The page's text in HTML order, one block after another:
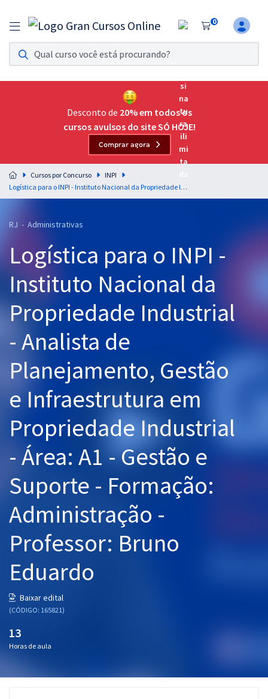
0
Assinatura Ilimitada 11
Acesso a todos os cursos. Teste grátis por 7 dias!
Assinatura OAB Até Passar
Acesso ilimitado a toda preparação para o Exame da
Residências Multiprofissionais
Preparação completa e intensiva para as principais
residências em saúde do Brasil
Cursos 20% OFF
Pós
Graduação
OAB
Mentorias
Questões grátis
Aprovados
Atendimento
Desconto de 20% em todos os
cursos avulsos do site SÓ HOJE!
Comprar agora
Cursos por Concurso
INPI
Logística para o INPI - Instituto Nacional da Propriedade Industrial - Analista de Planejamento, Gestão e Infraestrutura em Propriedade Industrial - Área: A1 - Gestão e Suporte - Formação: Administração - Professor: Bruno Eduardo
RJ - Administrativas
Logística para o INPI -
Instituto Nacional da
Propriedade Industrial
- Analista de
Planejamento, Gestão
e Infraestrutura em
Propriedade Industrial
- Área: A1 - Gestão e
Suporte - Formação:
Administração -
Professor: Bruno
Eduardo
Baixar edital
(CÓDIGO: 165821)
13
Horas de aula